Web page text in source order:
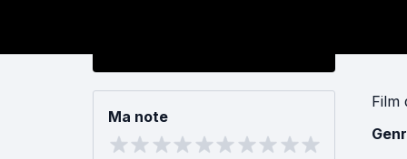
Ma note
Film